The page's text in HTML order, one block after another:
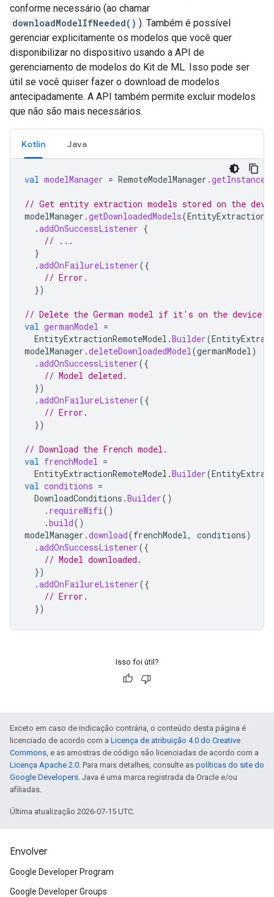
conforme necessário (ao chamar
downloadModelIfNeeded() ). Também é possível
gerenciar explicitamente os modelos que você quer
disponibilizar no dispositivo usando a API de
gerenciamento de modelos do Kit de ML. Isso pode ser
útil se você quiser fazer o download de modelos
antecipadamente. A API também permite excluir modelos
que não são mais necessários.
Kotlin Java
val modelManager = RemoteModelManager .getInstance
// Get entity extraction models stored on the
modelManager .getDownloadedModels(
.addOnSuccessListener {
// ...
}
.addOnFailureListener({
// Error.
})
// Delete the German model if it's on the device.
val germanModel =
EntityExtractionRemoteModel .Builder(
modelManager .deleteDownloadedModel(germanModel)
.addOnSuccessListener({
// Model deleted.
})
.addOnFailureListener({
// Error.
})
// Download the French model.
val frenchModel =
EntityExtractionRemoteModel .Builder(
val conditions =
DownloadConditions .Builder()
. requireWifi()
.build()
modelManager .download(frenchModel, conditions)
.addOnSuccessListener({
// Model downloaded.
})
.addOnFailureListener({
// Error.
})
Isso foi útil?
Exceto em caso de indicação contrária, o conteúdo desta página é
licenciado de acordo com a Licença de atribuição 4.0 do Creative
Commons, e as amostras de código são licenciadas de acordo com a
Licença Apache 2.0. Para mais detalhes, consulte as políticas do site do
Google Developers. Java é uma marca registrada da Oracle e/ou
afiliadas.
Última atualização 2026-07-15 UTC.
Envolver
Google Developer Program
Google Developer Groups